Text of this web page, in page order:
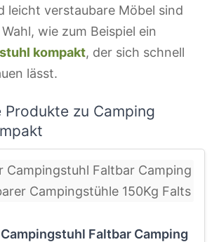
leicht verstaubare Möbel sind
wie zum Beispiel ein
kompakt, der sich schnell
lässt.
Produkte zu Camping
Faltbar Camping